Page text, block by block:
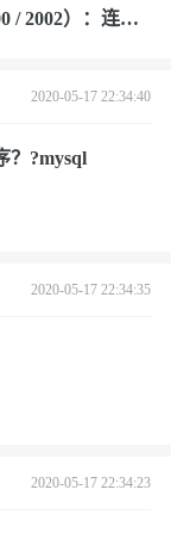
/ 2002）：连接
2020-05-17 22:34:40
？?mysql
2020-05-17 22:34:35
2020-05-17 22:34:23